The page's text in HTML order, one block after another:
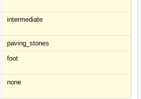
intermediate
paving_stones
foot
none